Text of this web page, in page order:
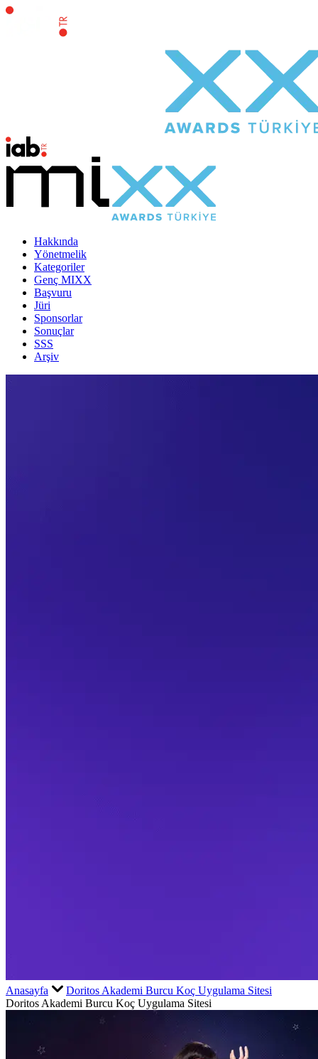
Hakkında
Yönetmelik
Kategoriler
Genç MIXX
Başvuru
Jüri
Sponsorlar
Sonuçlar
SSS
Arşiv
Anasayfa
Doritos Akademi Burcu Koç Uygulama Sitesi
Doritos Akademi Burcu Koç Uygulama Sitesi